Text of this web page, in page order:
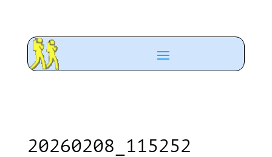
20260208_115252